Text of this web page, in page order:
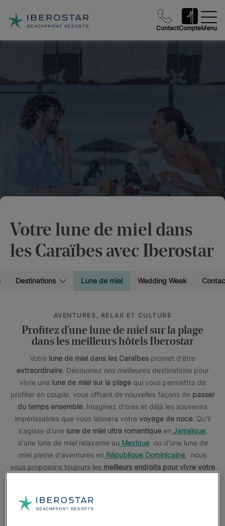
ContactCompteMenu
Votre lune de miel dans
les Caraïbes avec Iberostar
Destinations Lune de miel Wedding Week
AVENTURES, RELAX ET CULTURE
Profitez d'une lune de miel sur la plage
dans les meilleurs hôtels Iberostar
Votre lune de miel dans les Caraïbes promet d'être
extraordinaire. Découvrez nos meilleures destinations pour
vivre unelune de miel sur la plagequi vous permettra de
profiter en couple, vous offrant de nouvelles façons de passer
du temps ensemble. Imaginez d'ores et déjà les souvenirs
impérissables que vous laissera votre voyage de noce. Qu'il
s'agisse d'unelune de miel ultra romantiqueen Jamaïque,
d'une lune de miel relaxante au Mexiqueou d'une lune de
miel pleine d'aventures en République Dominicaine , nous
vous proposons toujours les meilleurs endroits pour vivre votre
C'est pourquoi nous avons sélectionné
lune de mielpour vous assurer une aventure en couple